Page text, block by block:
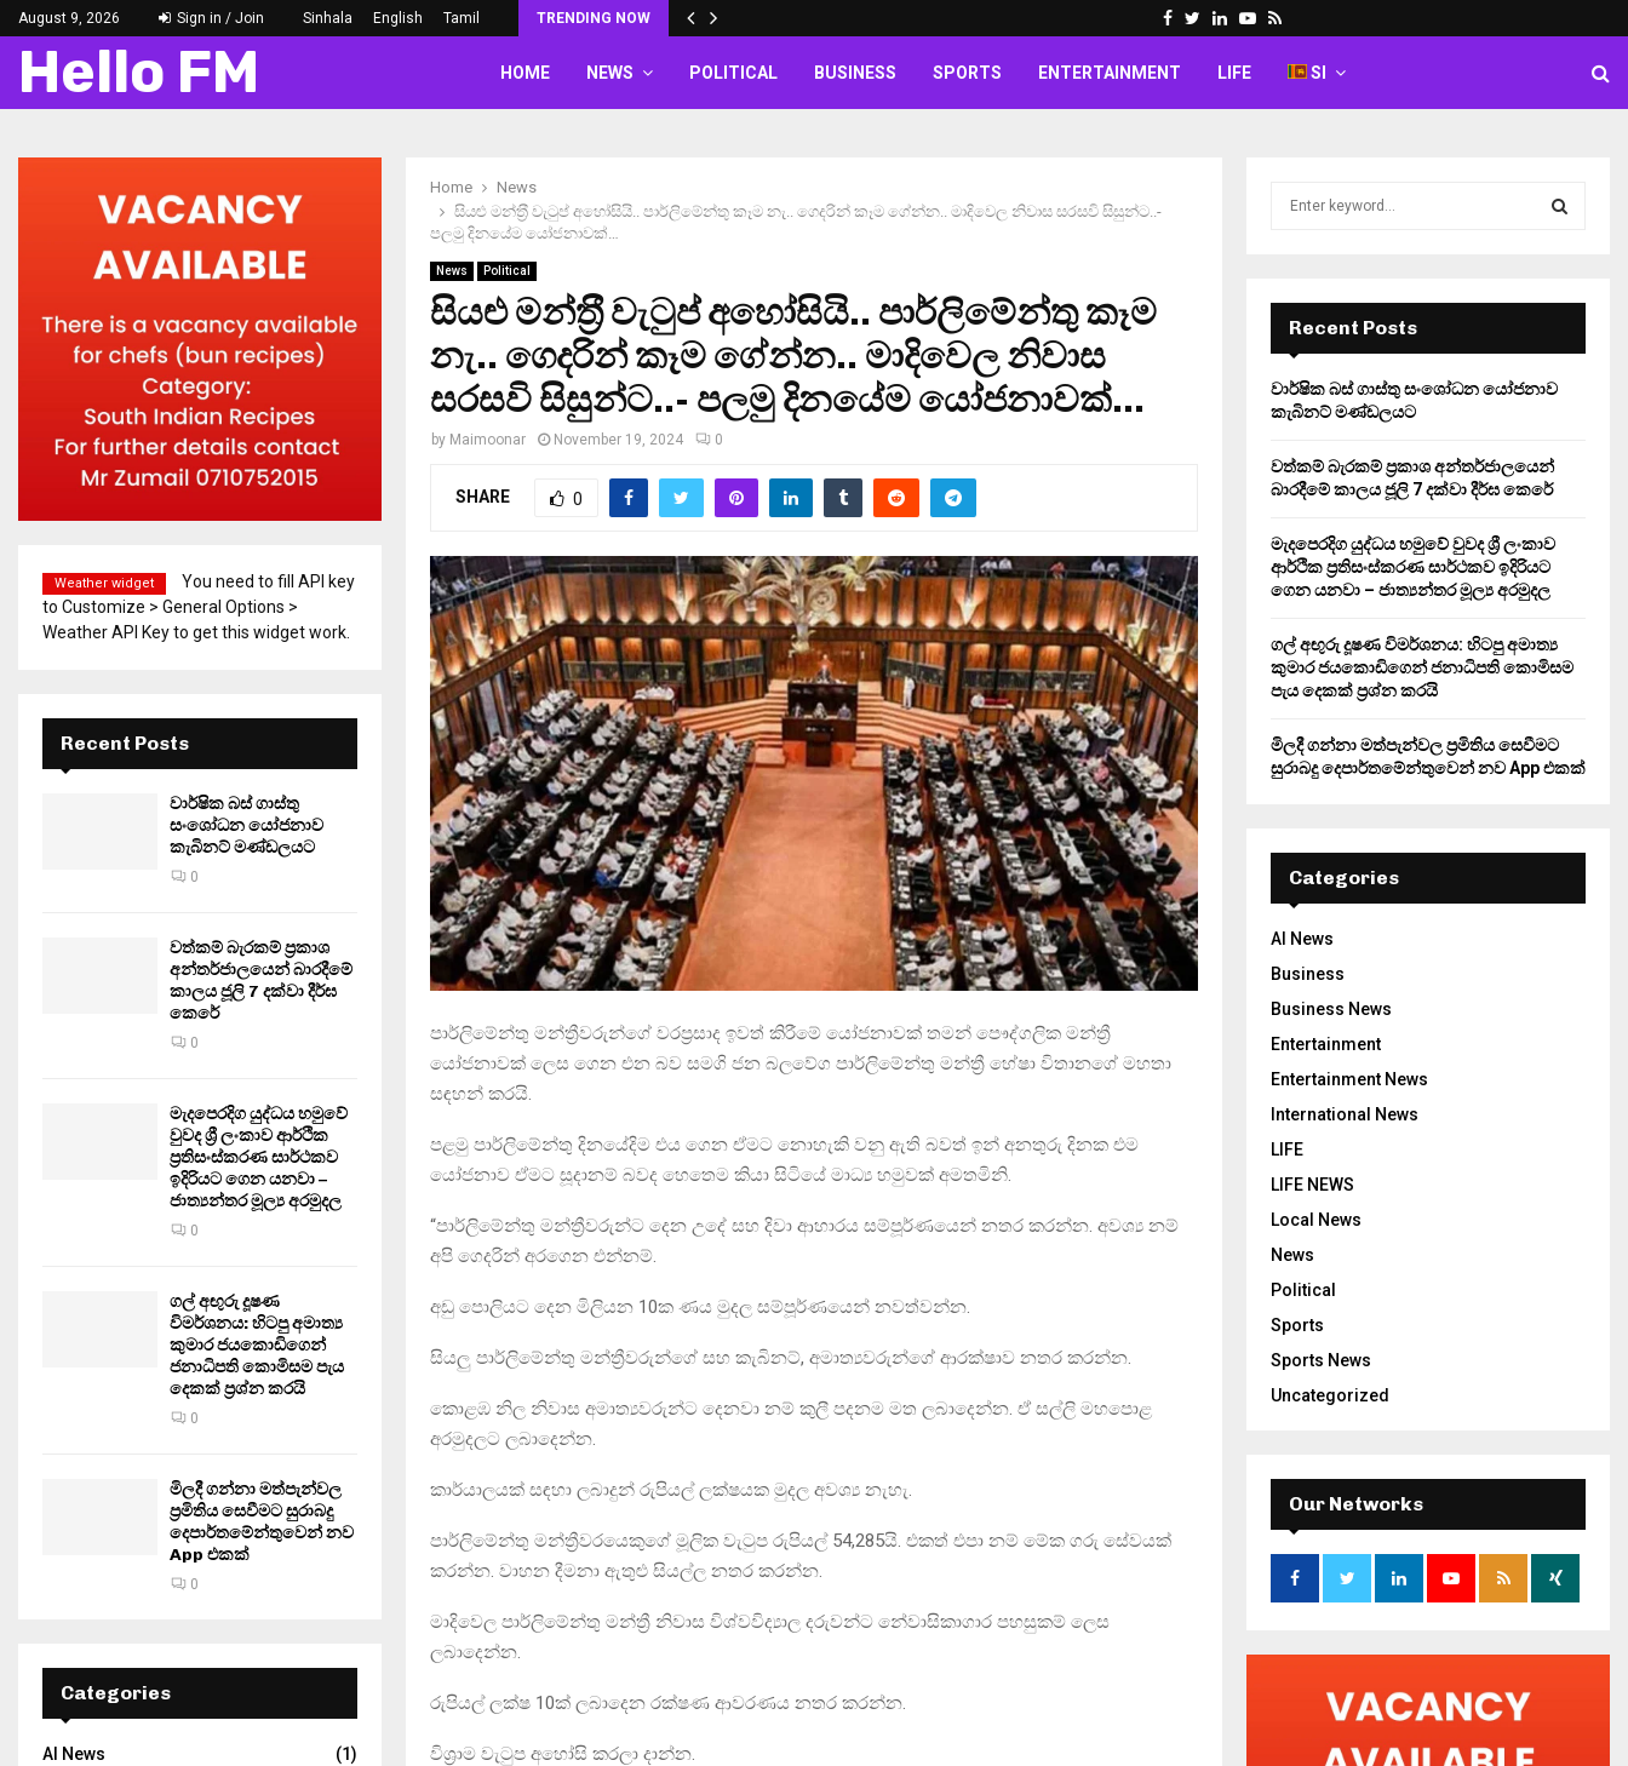
August 9, 2026 Sign in / Join Sinhala English Tamil TRENDING NOW Facebook
Twitter
LinkedinYoutube
Rss
Hello FM HOME NEWS POLITICAL BUSINESS SPORTS ENTERTAINMENT LIFE SI
Home
News
සියළු මන්ත‍්‍රී වැටුප් අහෝසියි.. පාර්ලිමේන්තු කෑම නැ.. ගෙදරින් කෑම ගේන්න.. මාදිවෙල නිවාස සරසවි සිසුන්ට..-
පලමු දිනයේම යෝජනාවක්…
News Political
සියළු මන්ත‍්‍රී වැටුප් අහෝසියි.. පාර්ලිමේන්තු කෑම
නැ.. ගෙදරින් කෑම ගේන්න.. මාදිවෙල නිවාස
සරසවි සිසුන්ට..- පලමු දිනයේම යෝජනාවක්…
by Maimoonar November 19, 2024 0
SHARE 0
පාර්ලිමේන්තු මන්ත්‍රීවරුන්ගේ වරප්‍රසාද ඉවත් කිරීමේ යෝජනාවක් තමන් පෞද්ගලික මන්ත්‍රී
යෝජනාවක් ලෙස ගෙන එන බව සමගි ජන බලවේග පාර්ලිමේන්තු මන්ත්‍රී හේෂා විතානගේ මහතා
සඳහන් කරයි.
පළමු පාර්ලිමේන්තු දිනයේදිම එය ගෙන ඒමට නොහැකි වනු ඇති බවත් ඉන් අනතුරු දිනක එම
යෝජනාව ඒමට සූදානම් බවද හෙතෙම කියා සිටියේ මාධ්‍ය හමුවක් අමතමිනි.
“පාර්ලිමේන්තු මන්ත්‍රීවරුන්ට දෙන උදේ සහ දිවා ආහාරය සම්පූර්ණයෙන් නතර කරන්න. අවශ්‍ය නම්
අපි ගෙදරින් අරගෙන එන්නම්.
අඩු පොලියට දෙන මිලියන 10ක ණය මුදල සම්පූර්ණයෙන් නවත්වන්න.
සියලු පාර්ලිමේන්තු මන්ත්‍රීවරුන්ගේ සහ කැබිනට්, අමාත්‍යවරුන්ගේ ආරක්ෂාව නතර කරන්න.
කොළඹ නිල නිවාස අමාත්‍යවරුන්ට දෙනවා නම් කුලී පදනම මත ලබාදෙන්න. ඒ සල්ලි මහපොළ
අරමුදලට ලබාදෙන්න.
කාර්යාලයක් සඳහා ලබාදුන් රුපියල් ලක්ෂයක මුදල අවශ්‍ය නැහැ.
පාර්ලිමේන්තු මන්ත්‍රීවරයෙකුගේ මූලික වැටුප රුපියල් 54,285යි. එකත් එපා නම් මේක ගරු සේවයක්
කරන්න. වාහන දීමනා ඇතුළු සියල්ල නතර කරන්න.
මාදිවෙල පාර්ලිමේන්තු මන්ත්‍රී නිවාස විශ්වවිද්‍යාල දරුවන්ට නේවාසිකාගාර පහසුකම් ලෙස
ලබාදෙන්න.
රුපියල් ලක්ෂ 10ක් ලබාදෙන රක්ෂණ ආවරණය නතර කරන්න.
විශ්‍රාම වැටුප අහෝසි කරලා දාන්න.
Weather widget
You need to fill API key
to Customize > General Options >
Weather API Key to get this widget work.
Recent Posts
වාර්ෂික බස් ගාස්තු
සංශෝධන යෝජනාව
කැබිනට් මණ්ඩලයට
0
වත්කම් බැරකම් ප්‍රකාශ
අන්තර්ජාලයෙන් බාරදීමේ
කාලය ජූලි 7 දක්වා දීර්ඝ
කෙරේ
0
මැදපෙරදිග යුද්ධය හමුවේ
වුවද ශ්‍රී ලංකාව ආර්ථික
ප්‍රතිසංස්කරණ සාර්ථකව
ඉදිරියට ගෙන යනවා –
ජාත්‍යන්තර මූල්‍ය අරමුදල
0
ගල් අඟුරු දූෂණ
විමර්ශනය: හිටපු අමාත්‍ය
කුමාර ජයකොඩිගෙන්
ජනාධිපති කොමිසම පැය
දෙකක් ප්‍රශ්න කරයි
0
මිලදී ගන්නා මත්පැන්වල
ප්‍රමිතිය සෙවීමට සුරාබදු
දෙපාර්තමේන්තුවෙන් නව
App එකක්
0
Categories
AI News
(1)
r
:
E
A
R
H
Recent Posts
වාර්ෂික බස් ගාස්තු සංශෝධන යෝජනාව
කැබිනට් මණ්ඩලයට
වත්කම් බැරකම් ප්‍රකාශ අන්තර්ජාලයෙන්
බාරදීමේ කාලය ජූලි 7 දක්වා දීර්ඝ කෙරේ
මැදපෙරදිග යුද්ධය හමුවේ වුවද ශ්‍රී ලංකාව
ආර්ථික ප්‍රතිසංස්කරණ සාර්ථකව ඉදිරියට
ගෙන යනවා – ජාත්‍යන්තර මූල්‍ය අරමුදල
ගල් අඟුරු දූෂණ විමර්ශනය: හිටපු අමාත්‍ය
කුමාර ජයකොඩිගෙන් ජනාධිපති කොමිසම
පැය දෙකක් ප්‍රශ්න කරයි
මිලදී ගන්නා මත්පැන්වල ප්‍රමිතිය සෙවීමට
සුරාබදු දෙපාර්තමේන්තුවෙන් නව App එකක්
Categories
AI News
Business
Business News
Entertainment
Entertainment News
International News
LIFE
LIFE NEWS
Local News
News
Political
Sports
Sports News
Uncategorized
Our Networks